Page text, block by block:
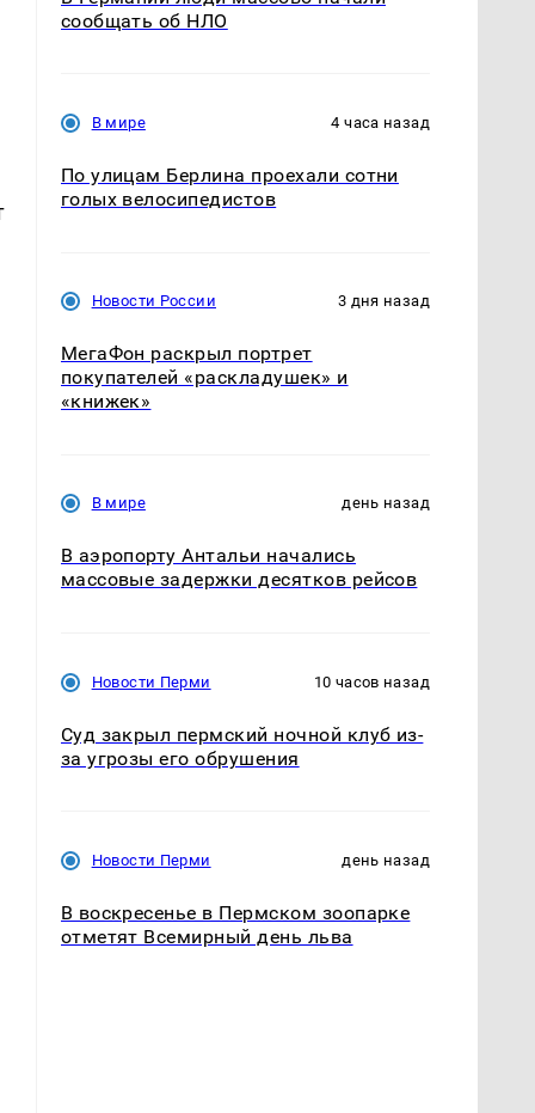
сообщать об НЛО
В мире 4 часа назад
По улицам Берлина проехали сотни
голых велосипедистов
Новости России 3 дня назад
МегаФон раскрыл портрет
покупателей «раскладушек» и
«книжек»
В мире день назад
В аэропорту Антальи начались
массовые задержки десятков рейсов
Новости Перми 10 часов назад
Суд закрыл пермский ночной клуб из-
за угрозы его обрушения
Новости Перми день назад
В воскресенье в Пермском зоопарке
отметят Всемирный день льва